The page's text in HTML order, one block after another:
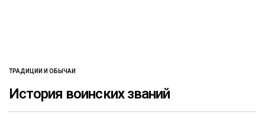
ТРАДИЦИИ И ОБЫЧАИ
История воинских званий